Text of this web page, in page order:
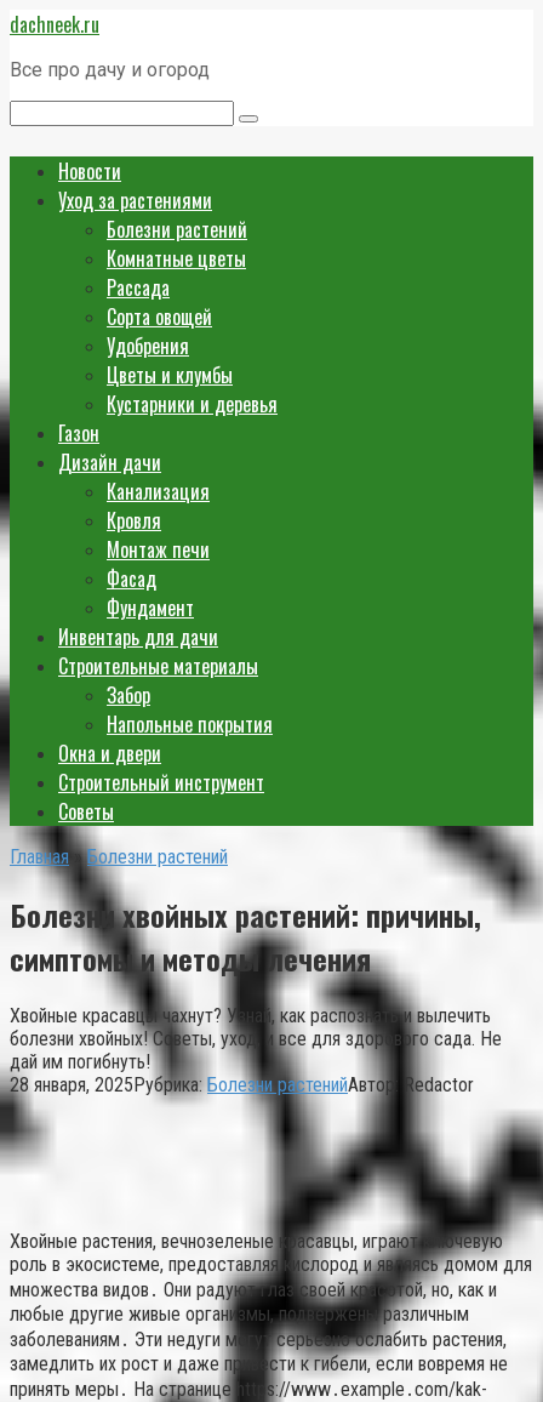
Перейти
к
контенту
dachneek.ru
Все про дачу и огород
Новости
Уход за растениями
Болезни растений
Комнатные цветы
Рассада
Сорта овощей
Удобрения
Цветы и клумбы
Кустарники и деревья
Газон
Дизайн дачи
Канализация
Кровля
Монтаж печи
Фасад
Фундамент
Инвентарь для дачи
Строительные материалы
Забор
Напольные покрытия
Окна и двери
Строительный инструмент
Советы
Главная » Болезни растений
Болезни хвойных растений: причины,
симптомы и методы лечения
Хвойные красавцы чахнут? Узнай, как распознать и вылечить
болезни хвойных! Советы, уход, и все для здорового сада. Не
дай им погибнуть!
28 января, 2025Рубрика: Болезни растенийАвтор: Redactor
Хвойные растения, вечнозеленые красавцы, играют ключевую
роль в экосистеме, предоставляя кислород и являясь домом для
множества видов․ Они радуют глаз своей красотой, но, как и
любые другие живые организмы, подвержены различным
заболеваниям․ Эти недуги могут серьезно ослабить растения,
замедлить их рост и даже привести к гибели, если вовремя не
принять меры․ На странице https://www․example․com/kak-